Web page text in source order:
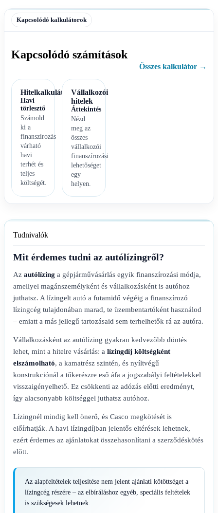
Kapcsolódó kalkulátorok
Kapcsolódó számítások
Összes kalkulátor →
Hitelkalkulátor
Havi
törlesztő
Számold
ki a
finanszírozás
várható
havi
terhét és
teljes
költségét.
Vállalkozói
hitelek
Áttekintés
Nézd
meg az
összes
vállalkozói
finanszírozási
lehetőséget
egy
helyen.
Tudnivalók
Mit érdemes tudni az autólízingről?
Az autólízing a gépjárművásárlás egyik finanszírozási módja,
amellyel magánszemélyként és vállalkozásként is autóhoz
juthatsz. A lízingelt autó a futamidő végéig a finanszírozó
lízingcég tulajdonában marad, te üzembentartóként használod
– emiatt a más jellegű tartozásaid sem terhelhetők rá az autóra.
Vállalkozásként az autólízing gyakran kedvezőbb döntés
lehet, mint a hitelre vásárlás: a lízingdíj költségként
elszámolható, a kamatrész szintén, és nyíltvégű
konstrukciónál a tőkerészre eső áfa a jogszabályi feltételekkel
visszaigényelhető. Ez csökkenti az adózás előtti eredményt,
így alacsonyabb költséggel juthatsz autóhoz.
Lízingnél mindig kell önerő, és Casco megkötését is
előírhatják. A havi lízingdíjban jelentős eltérések lehetnek,
ezért érdemes az ajánlatokat összehasonlítani a szerződéskötés
előtt.
Az alapfeltételek teljesítése nem jelent ajánlati kötöttséget a
lízingcég részére – az elbíráláshoz egyéb, speciális feltételek
is szükségesek lehetnek.